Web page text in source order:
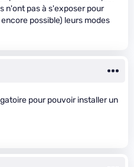
n'ont pas à s'exposer pour
possible) leurs modes
pour pouvoir installer un